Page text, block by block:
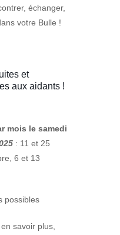
échanger,
votre Bulle !
et
aux aidants !
mois le samedi
:⁠ 11 et 25
6 et 13
possibles
savoir plus,